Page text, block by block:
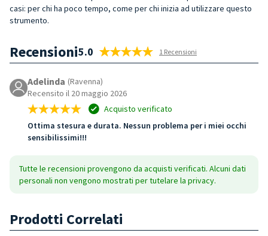
casi: per chi ha poco tempo, come per chi inizia ad utilizzare questo
strumento.
Recensioni5.0 1 Recensioni
Adelinda (Ravenna)
Recensito il 20 maggio 2026
Acquisto verificato
Ottima stesura e durata. Nessun problema per i miei occhi
sensibilissimi!!!
Tutte le recensioni provengono da acquisti verificati. Alcuni dati
personali non vengono mostrati per tutelare la privacy.
Prodotti Correlati